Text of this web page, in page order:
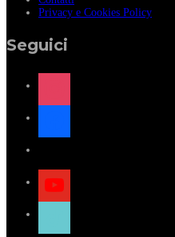
Privacy e Cookies Policy
Seguici
instagram
facebook
x
youtube
tiktok